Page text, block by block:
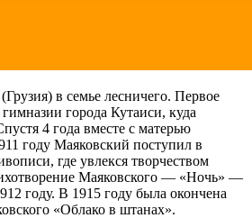
в семье лесничего. Первое
города Кутаиси, куда
4 года вместе с матерью
году Маяковский поступил в
где увлекся творчеством
Маяковского — «Ночь» —
году. В 1915 году была окончена
«Облако в штанах».